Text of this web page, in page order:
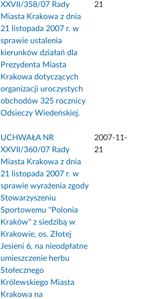
XXVII/358/07 Rady
Miasta Krakowa z dnia
21 listopada 2007 r. w
sprawie ustalenia
kierunków działań dla
Prezydenta Miasta
Krakowa dotyczących
organizacji uroczystych
obchodów 325 rocznicy
Odsieczy Wiedeńskiej.
21
UCHWAŁA NR
XXVII/360/07 Rady
Miasta Krakowa z dnia
21 listopada 2007 r. w
sprawie wyrażenia zgody
Stowarzyszeniu
Sportowemu ''Polonia
Kraków'' z siedzibą w
Krakowie, os. Złotej
Jesieni 6, na nieodpłatne
umieszczenie herbu
Stołecznego
Królewskiego Miasta
Krakowa na
2007-11-
21